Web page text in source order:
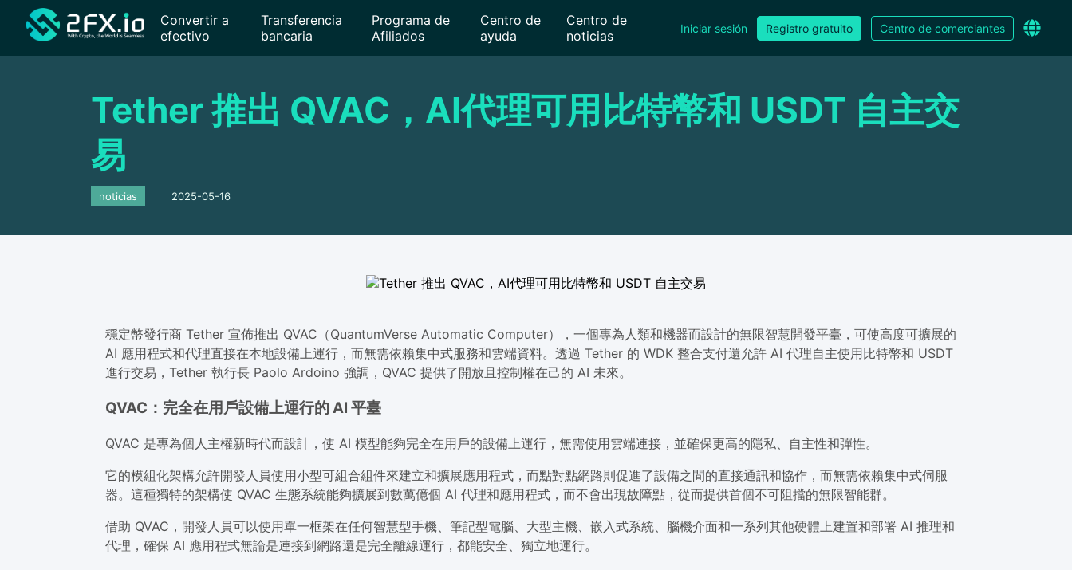
Convertir a
efectivo
Transferencia
bancaria
Programa de
Afiliados
Centro de
ayuda
Centro de
noticias
Iniciar sesión Registro gratuito Centro de comerciantes
Tether 推出 QVAC，AI代理可用比特幣和 USDT 自主交
易
noticias 2025-05-16
穩定幣發行商 Tether 宣佈推出 QVAC（QuantumVerse Automatic Computer），一個專為人類和機器而設計的無限智慧開發平臺，可使高度可擴展的
AI 應用程式和代理直接在本地設備上運行，而無需依賴集中式服務和雲端資料。透過 Tether 的 WDK 整合支付還允許 AI 代理自主使用比特幣和 USDT
進行交易，Tether 執行長 Paolo Ardoino 強調，QVAC 提供了開放且控制權在己的 AI 未來。
QVAC：完全在用戶設備上運行的 AI 平臺
QVAC 是專為個人主權新時代而設計，使 AI 模型能夠完全在用戶的設備上運行，無需使用雲端連接，並確保更高的隱私、自主性和彈性。
它的模組化架構允許開發人員使用小型可組合組件來建立和擴展應用程式，而點對點網路則促進了設備之間的直接通訊和協作，而無需依賴集中式伺服
器。這種獨特的架構使 QVAC 生態系統能夠擴展到數萬億個 AI 代理和應用程式，而不會出現故障點，從而提供首個不可阻擋的無限智能群。
借助 QVAC，開發人員可以使用單一框架在任何智慧型手機、筆記型電腦、大型主機、嵌入式系統、腦機介面和一系列其他硬體上建置和部署 AI 推理和
代理，確保 AI 應用程式無論是連接到網路還是完全離線運行，都能安全、獨立地運行。